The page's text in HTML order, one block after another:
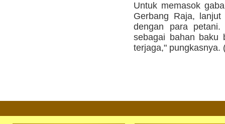
Untuk memasok
Gerbang Raja, lanjut
dengan para
sebagai bahan baku
terjaga," pungkasnya.